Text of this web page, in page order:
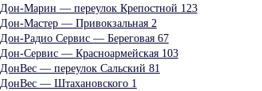
Дон-Марин — переулок Крепостной 123
Дон-Мастер — Привокзальная 2
Дон-Радио Сервис — Береговая 67
Дон-Сервис — Красноармейская 103
ДонВес — переулок Сальский 81
ДонВес — Штахановского 1